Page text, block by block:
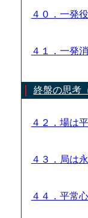
４０．一発
４１．一発
終盤の思考
４２．場は
４３．局は
４４．平常